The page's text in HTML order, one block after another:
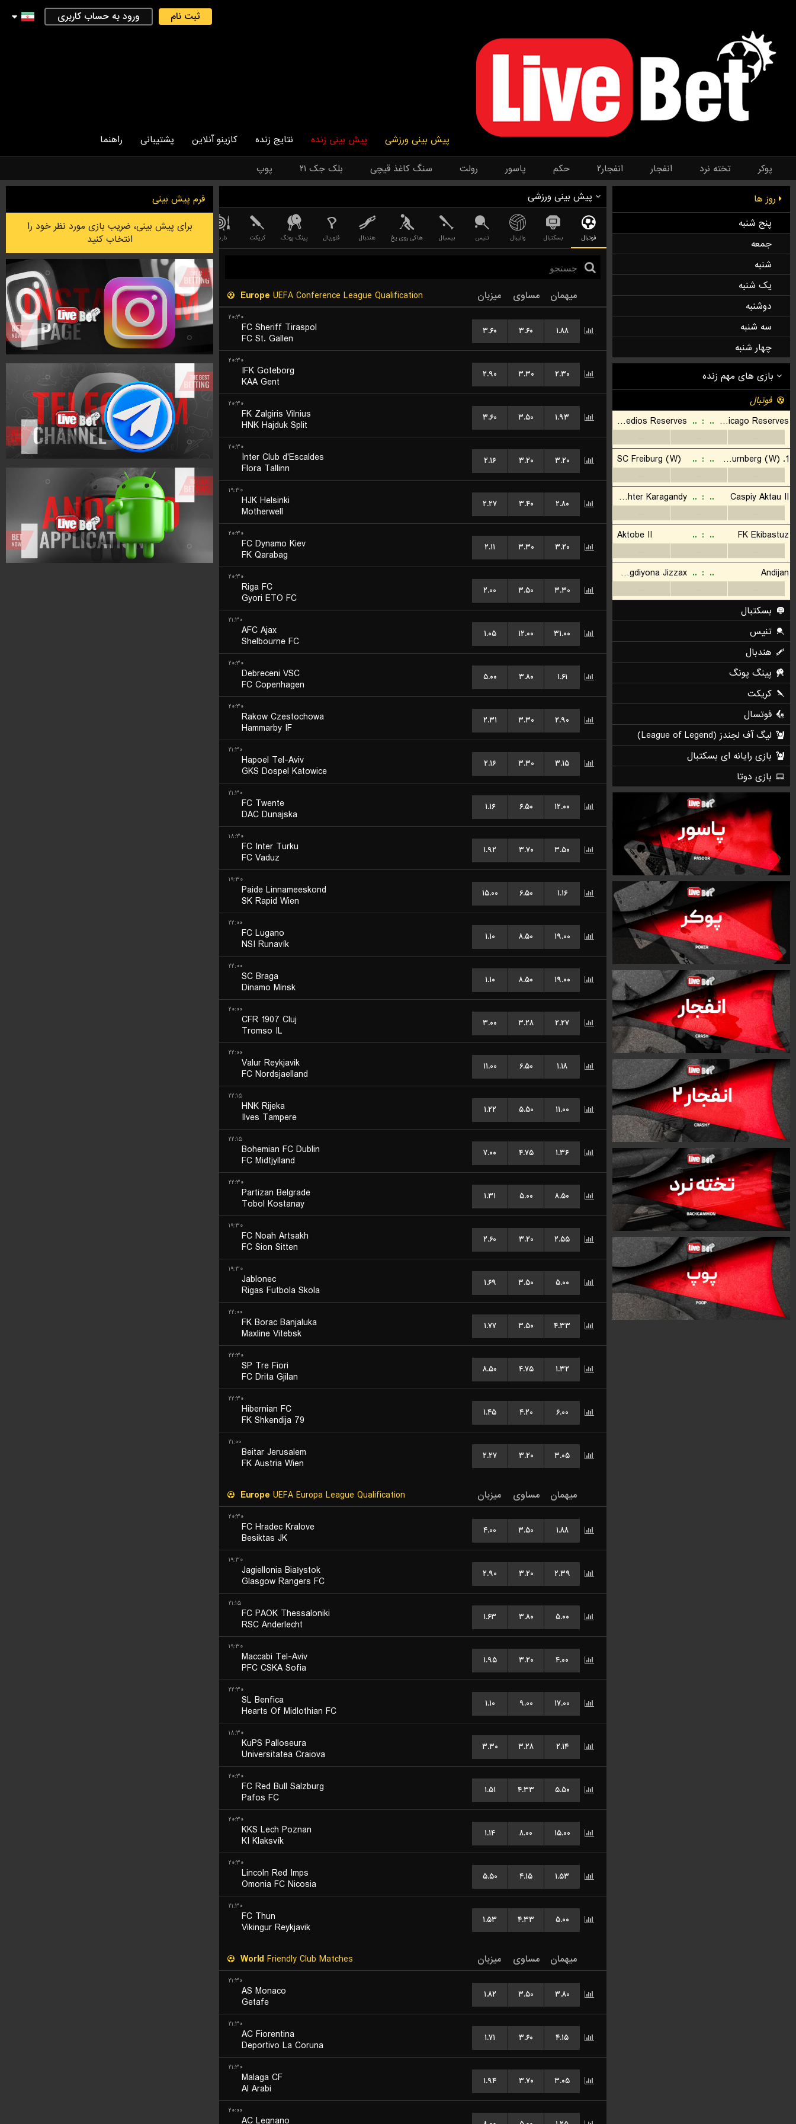
ثبت نام ورود به حساب کاربری
پیش بینی ورزشی پیش بینی زنده نتایج زنده کازینو آنلاین پشتیبانی راهنما
پوکر تخته نرد انفجار انفجار۲ حکم پاسور رولت سنگ کاغذ قیچی بلک جک ۲۱ پوپ
روز ها
پنج شنبه
جمعه
شنبه
یک شنبه
دوشنبه
سه شنبه
چهار شنبه
پیش بینی ورزشی
فوتبال بسکتبال والیبال تنیس بیسبال هاکی روی یخ هندبال فلوربال پینگ پونگ کریکت دارت لیگ آف لجندز (LEAGUE OF LEGEND)
Europe UEFA Conference League Qualification میزبان مساوی میهمان
۲۰:۳۰
FC Sheriff Tiraspol
FC St. Gallen
۳.۶۰ ۳.۶۰ ۱.۸۸
۲۰:۳۰
IFK Goteborg
KAA Gent
۲.۹۰ ۳.۳۰ ۲.۳۰
۲۰:۳۰
FK Zalgiris Vilnius
HNK Hajduk Split
۳.۶۰ ۳.۵۰ ۱.۹۳
۲۰:۳۰
Inter Club d'Escaldes
Flora Tallinn
۲.۱۶ ۳.۲۰ ۳.۲۰
۱۹:۳۰
HJK Helsinki
Motherwell
۲.۲۷ ۳.۴۰ ۲.۸۰
۲۰:۳۰
FC Dynamo Kiev
FK Qarabag
۲.۱۱ ۳.۳۰ ۳.۲۰
۲۰:۳۰
Riga FC
Gyori ETO FC
۲.۰۰ ۳.۵۰ ۳.۳۰
۲۱:۳۰
AFC Ajax
Shelbourne FC
۱.۰۵ ۱۲.۰۰ ۳۱.۰۰
۲۰:۳۰
Debreceni VSC
FC Copenhagen
۵.۰۰ ۳.۸۰ ۱.۶۱
۲۰:۳۰
Rakow Czestochowa
Hammarby IF
۲.۳۱ ۳.۳۰ ۲.۹۰
۲۱:۳۰
Hapoel Tel-Aviv
GKS Dospel Katowice
۲.۱۶ ۳.۳۰ ۳.۱۵
۲۱:۳۰
FC Twente
DAC Dunajska
۱.۱۶ ۶.۵۰ ۱۲.۰۰
۱۸:۳۰
FC Inter Turku
FC Vaduz
۱.۹۲ ۳.۷۰ ۳.۵۰
۱۹:۳۰
Paide Linnameeskond
SK Rapid Wien
۱۵.۰۰ ۶.۵۰ ۱.۱۶
۲۲:۰۰
FC Lugano
NSI Runavík
۱.۱۰ ۸.۵۰ ۱۹.۰۰
۲۲:۰۰
SC Braga
Dinamo Minsk
۱.۱۰ ۸.۵۰ ۱۹.۰۰
۲۰:۰۰
CFR 1907 Cluj
Tromso IL
۳.۰۰ ۳.۲۸ ۲.۲۷
۲۲:۰۰
Valur Reykjavik
FC Nordsjaelland
۱۱.۰۰ ۶.۵۰ ۱.۱۸
۲۲:۱۵
HNK Rijeka
Ilves Tampere
۱.۲۲ ۵.۵۰ ۱۱.۰۰
۲۲:۱۵
Bohemian FC Dublin
FC Midtjylland
۷.۰۰ ۴.۷۵ ۱.۳۶
۲۲:۳۰
Partizan Belgrade
Tobol Kostanay
۱.۳۱ ۵.۰۰ ۸.۵۰
۱۹:۳۰
FC Noah Artsakh
FC Sion Sitten
۲.۶۰ ۳.۲۰ ۲.۵۵
۱۹:۳۰
Jablonec
Rigas Futbola Skola
۱.۶۹ ۳.۵۰ ۵.۰۰
۲۲:۰۰
FK Borac Banjaluka
Maxline Vitebsk
۱.۷۷ ۳.۵۰ ۴.۳۳
۲۲:۳۰
SP Tre Fiori
FC Drita Gjilan
۸.۵۰ ۴.۷۵ ۱.۳۲
۲۲:۳۰
Hibernian FC
FK Shkendija 79
۱.۴۵ ۴.۲۰ ۶.۰۰
۲۱:۰۰
Beitar Jerusalem
FK Austria Wien
۲.۲۷ ۳.۲۰ ۳.۰۵
Europe UEFA Europa League Qualification میزبان مساوی میهمان
۲۰:۳۰
FC Hradec Kralove
Besiktas JK
۴.۰۰ ۳.۵۰ ۱.۸۸
۱۹:۳۰
Jagiellonia Białystok
Glasgow Rangers FC
۲.۹۰ ۳.۲۰ ۲.۳۹
۲۱:۱۵
FC PAOK Thessaloniki
RSC Anderlecht
۱.۶۳ ۳.۸۰ ۵.۰۰
۱۹:۳۰
Maccabi Tel-Aviv
PFC CSKA Sofia
۱.۹۵ ۳.۲۰ ۴.۰۰
۲۲:۳۰
SL Benfica
Hearts Of Midlothian FC
۱.۱۰ ۹.۰۰ ۱۷.۰۰
۱۸:۳۰
KuPS Palloseura
Universitatea Craiova
۳.۳۰ ۳.۲۸ ۲.۱۴
۲۰:۳۰
FC Red Bull Salzburg
Pafos FC
۱.۵۱ ۴.۳۳ ۵.۵۰
۲۰:۳۰
KKS Lech Poznan
KI Klaksvík
۱.۱۴ ۸.۰۰ ۱۵.۰۰
۲۰:۳۰
Lincoln Red Imps
Omonia FC Nicosia
۵.۵۰ ۴.۱۵ ۱.۵۳
۲۱:۳۰
FC Thun
Vikingur Reykjavik
۱.۵۳ ۴.۳۳ ۵.۰۰
World Friendly Club Matches میزبان مساوی میهمان
۲۱:۳۰
AS Monaco
Getafe
۱.۸۲ ۳.۵۰ ۳.۸۰
۲۱:۳۰
AC Fiorentina
Deportivo La Coruna
۱.۷۱ ۳.۶۰ ۴.۱۵
۲۱:۳۰
Malaga CF
Al Arabi
۱.۹۴ ۳.۷۰ ۳.۰۵
۲۰:۰۰
AC Legnano
فرم پیش بینی
برای پیش بینی، ضریب بازی مورد نظر خود را
انتخاب کنید